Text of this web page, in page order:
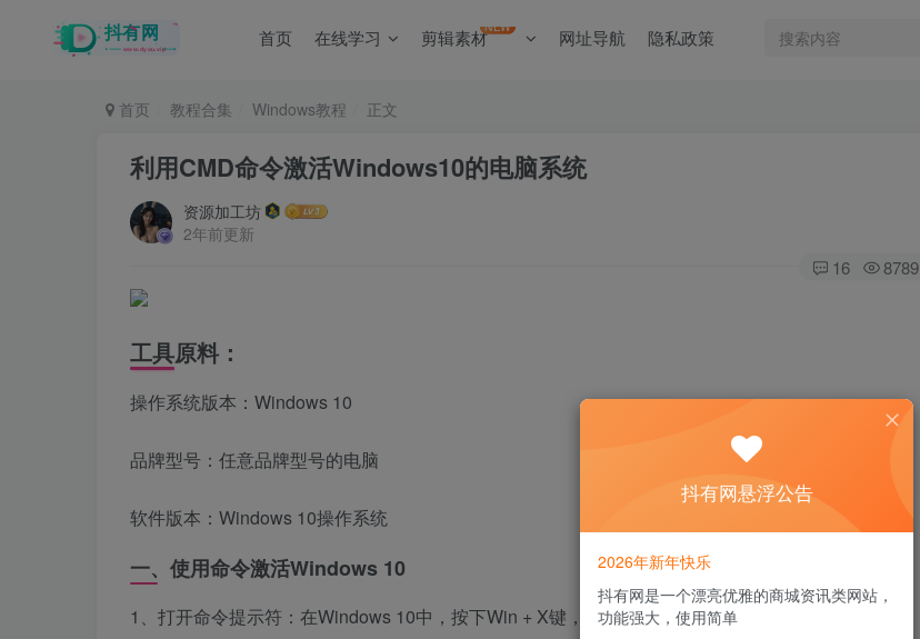
首页 在线学习 剪辑素材NEW 网址导航 隐私政策
首页 教程合集 Windows教程 正文
利用CMD命令激活Windows10的电脑系统
资源加工坊
2年前更新
16 8789
工具原料：
操作系统版本：Windows 10
品牌型号：任意品牌型号的电脑
软件版本：Windows 10操作系统
一、使用命令激活Windows 10
1、打开命令提示符：在Windows 10中，按下Win + X键，选择“命令提示符（管理员）”。
抖有网悬浮公告
2026年新年快乐
抖有网是一个漂亮优雅的商城资讯类网站，
功能强大，使用简单